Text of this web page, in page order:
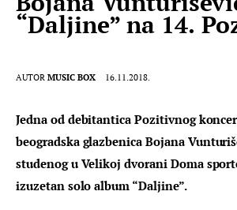
“Daljine” na 14.
AUTOR MUSIC BOX 16.11.2018.
Jedna od debitantica Pozitivnog
beogradska glazbenica Bojana
studenog u Velikoj dvorani Doma
izuzetan solo album “Daljine”.